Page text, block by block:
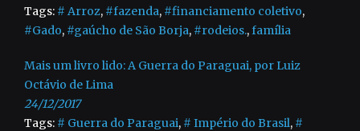
Tags: # Arroz, #fazenda, #financiamento coletivo,
#Gado, #gaúcho de São Borja, #rodeios.,família
Mais um livro lido: A Guerra do Paraguai, por Luiz
Octávio de Lima
24/12/2017
Tags: # Guerra do Paraguai, # Império do Brasil, #